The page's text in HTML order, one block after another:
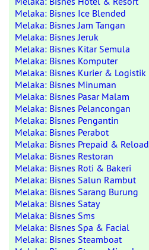
Melaka: Bisnes Ice Blended
Melaka: Bisnes Jam Tangan
Melaka: Bisnes Jeruk
Melaka: Bisnes Kitar Semula
Melaka: Bisnes Komputer
Melaka: Bisnes Kurier & Logistik
Melaka: Bisnes Minuman
Melaka: Bisnes Pasar Malam
Melaka: Bisnes Pelancongan
Melaka: Bisnes Pengantin
Melaka: Bisnes Perabot
Melaka: Bisnes Prepaid & Reload
Melaka: Bisnes Restoran
Melaka: Bisnes Roti & Bakeri
Melaka: Bisnes Salun Rambut
Melaka: Bisnes Sarang Burung
Melaka: Bisnes Satay
Melaka: Bisnes Sms
Melaka: Bisnes Spa & Facial
Melaka: Bisnes Steamboat